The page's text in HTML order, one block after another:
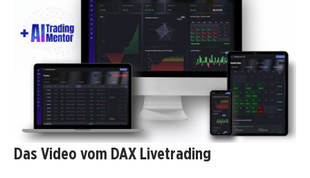
Das Video vom DAX Livetrading